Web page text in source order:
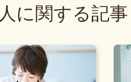
に関する記事